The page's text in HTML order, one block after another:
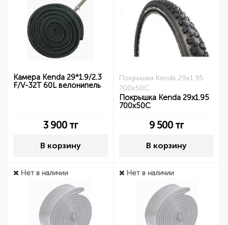
Камера Kenda 29*1.9/2.3
F/V-32T 60L велонипель
3 900 тг
В корзину
Покрышка Kenda 29x1.95
700x50C
Покрышка Kenda 29x1.95
700x50C
9 500 тг
В корзину
Нет в наличии Нет в наличии